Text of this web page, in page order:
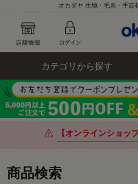
オカダヤ 生地・毛糸・手芸
カテゴリから探す
【オンラインショッ
商品検索